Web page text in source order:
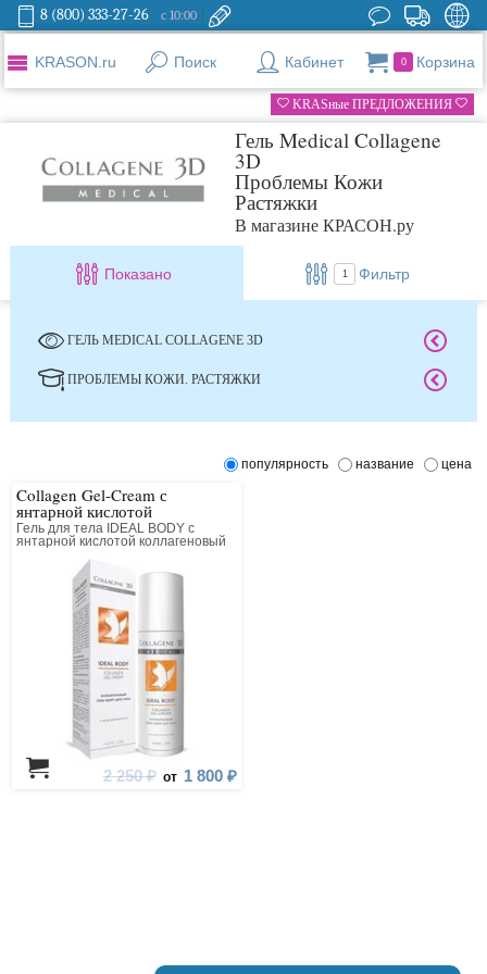
8 (800) 333-27-26 с 10:00
KRASON.ru Поиск Кабинет 0 Корзина
KRASные ПРЕДЛОЖЕНИЯ
Гель Medical Collagene
3D
Проблемы Кожи
Растяжки
В магазине КРАСОН.ру
Показано 1 Фильтр
ГЕЛЬ MEDICAL COLLAGENE 3D
ПРОБЛЕМЫ КОЖИ. РАСТЯЖКИ
популярность название цена
Collagen Gel-Cream с
янтарной кислотой
Гель для тела IDEAL BODY с
янтарной кислотой коллагеновый
2 250 ₽ от 1 800 ₽